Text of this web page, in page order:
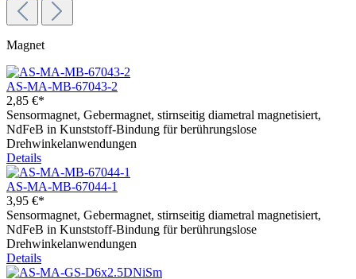
Magnet
AS-MA-MB-67043-2
2,85 €*
Sensormagnet, Gebermagnet, stirnseitig diametral magnetisiert,
NdFeB in Kunststoff-Bindung für berührungslose
Drehwinkelanwendungen
Details
AS-MA-MB-67044-1
3,95 €*
Sensormagnet, Gebermagnet, stirnseitig diametral magnetisiert,
NdFeB in Kunststoff-Bindung für berührungslose
Drehwinkelanwendungen
Details